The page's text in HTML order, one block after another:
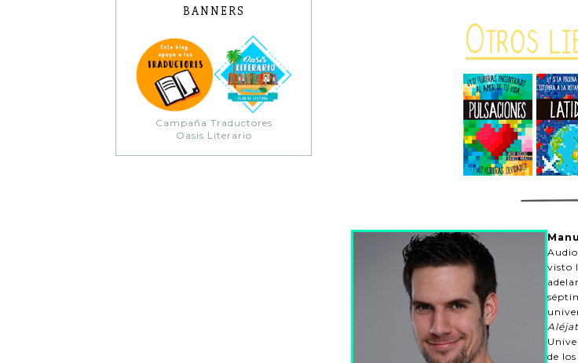
visto
de
BANNERS
Campaña Traductores
Oasis Literario